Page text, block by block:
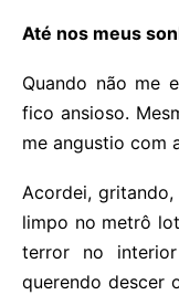
Até nos meus
Quando não me
fico ansioso.
me angustio com
Acordei,
limpo no metrô
terror no
querendo descer